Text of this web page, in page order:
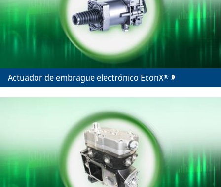
Actuador de embrague electrónico EconX®